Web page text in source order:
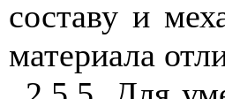
составу и
материала